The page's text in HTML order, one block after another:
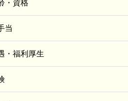
・資格
当
・福利厚生